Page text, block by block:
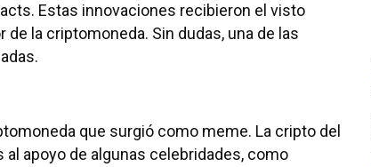
Estas innovaciones recibieron el visto
la criptomoneda. Sin dudas, una de las
que surgió como meme. La cripto del
apoyo de algunas celebridades, como